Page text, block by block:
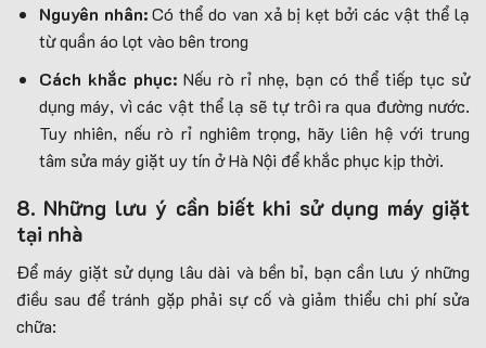
Nguyên nhân:Có thể do van xả bị kẹt bởi các vật thể lạ
từ quần áo lọt vào bên trong
Cách khắc phục:Nếu rò rỉ nhẹ, bạn có thể tiếp tục sử
dụng máy, vì các vật thể lạ sẽ tự trôi ra qua đường nước.
Tuy nhiên, nếu rò rỉ nghiêm trọng, hãy liên hệ với trung
tâm sửa máy giặt uy tín ở Hà Nội để khắc phục kịp thời.
8. Những lưu ý cần biết khi sử dụng máy giặt
tại nhà
Để máy giặt sử dụng lâu dài và bền bỉ, bạn cần lưu ý những
điều sau để tránh gặp phải sự cố và giảm thiểu chi phí sửa
chữa: